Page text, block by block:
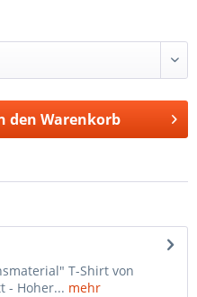
den Warenkorb
T-Shirt von
- Hoher... mehr